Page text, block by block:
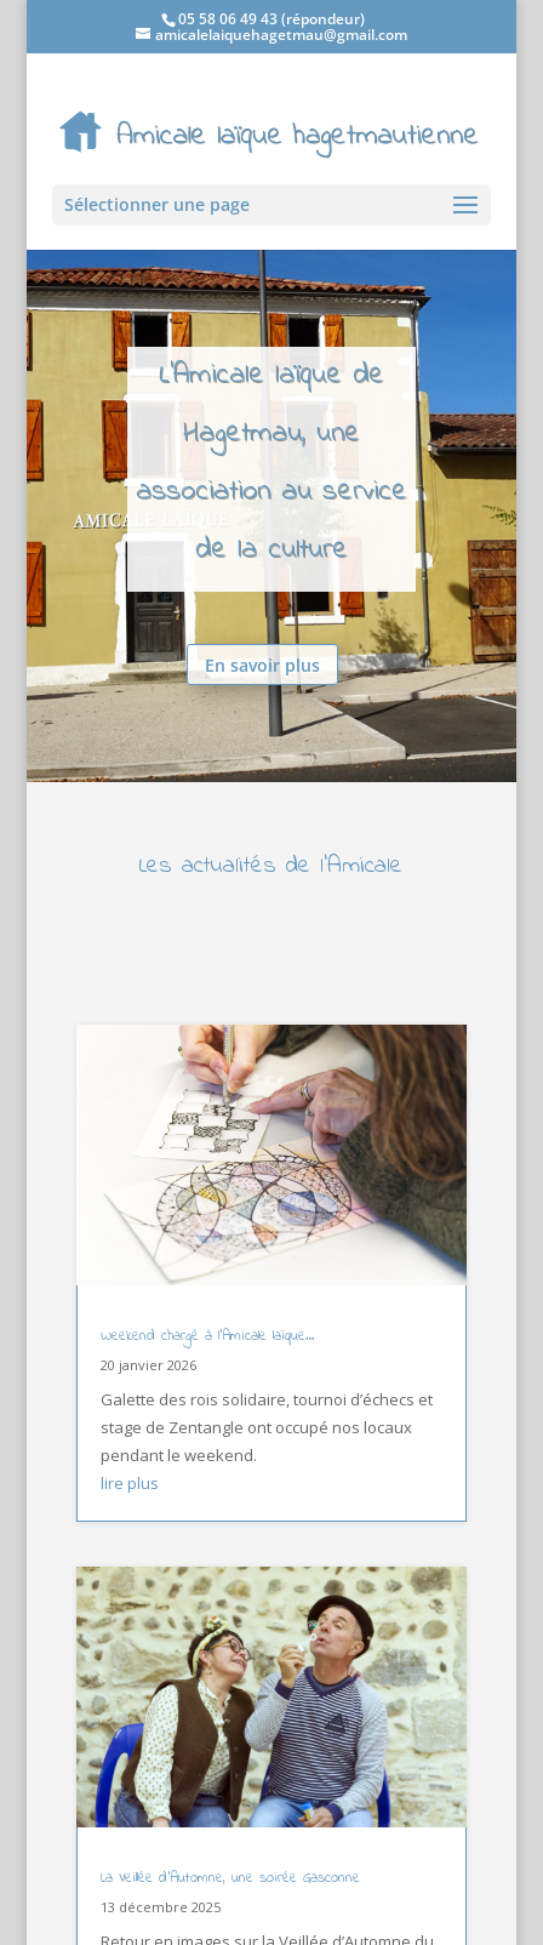
05 58 06 49 43 (répondeur)
amicalelaiquehagetmau@gmail.com
Sélectionner une page
L'Amicale laïque de
Hagetmau, une
association au service
de la culture
En savoir plus
Les actualités de l’Amicale
Weekend chargé à l’Amicale laïque…
20 janvier 2026
Galette des rois solidaire, tournoi d’échecs et
stage de Zentangle ont occupé nos locaux
pendant le weekend.
lire plus
La Veillée d’Automne, une soirée Gasconne
13 décembre 2025